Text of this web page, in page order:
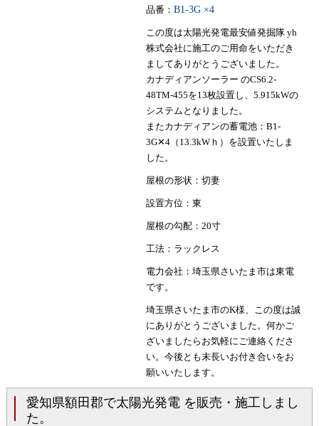
品番： B1-3G ×4
この度は太陽光発電最安値発掘隊 yh
株式会社に施工のご用命をいただき
ましてありがとうございました。
カナディアンソーラー のCS6.2-
48TM-455を13枚設置し、5.915kWの
システムとなりました。
またカナディアンの蓄電池：B1-
3G✕4（13.3kWｈ）を設置いたしま
した。
屋根の形状：切妻
設置方位：東
屋根の勾配：20寸
工法：ラックレス
電力会社：埼玉県さいたま市は東電
です。
埼玉県さいたま市のK様、この度は誠
にありがとうございました。何かご
ざいましたらお気軽にご連絡くださ
い。今後とも末長いお付き合いをお
願いいたします。
愛知県額田郡で太陽光発電 を販売・施工しまし
た。